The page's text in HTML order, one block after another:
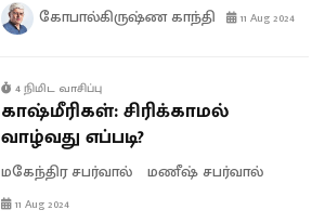
கோபால்கிருஷ்ண காந்தி 11 Aug 2024
4 நிமிட வாசிப்பு
காஷ்மீரிகள்: சிரிக்காமல்
வாழ்வது எப்படி?
மகேந்திர சபர்வால் மணீஷ் சபர்வால்
11 Aug 2024